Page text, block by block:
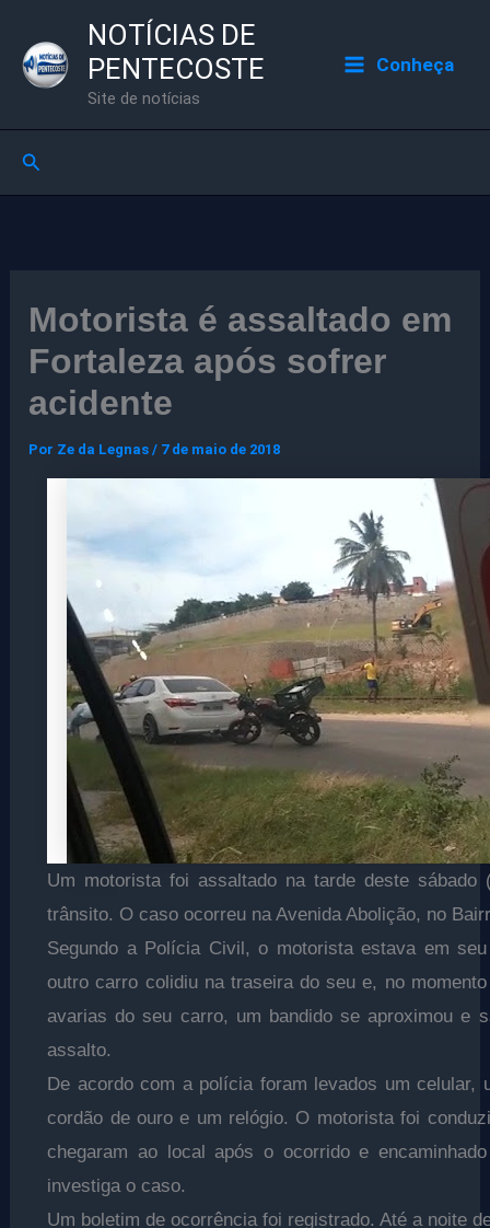
para
NOTÍCIAS DE
PENTECOSTE
Site de notícias
Conheça
Pesquisar
Motorista é assaltado em
Fortaleza após sofrer
acidente
Por Ze da Legnas/ 7 de maio de 2018
Um motorista foi assaltado na tarde deste
trânsito. O caso ocorreu na Avenida Abolição, no
Segundo a Polícia Civil, o motorista estava em
outro carro colidiu na traseira do seu e, no
avarias do seu carro, um bandido se aproximou e
assalto.
De acordo com a polícia foram levados um celular,
cordão de ouro e um relógio. O motorista foi
chegaram ao local após o ocorrido e
investiga o caso.
Um boletim de ocorrência foi registrado. Até a noite